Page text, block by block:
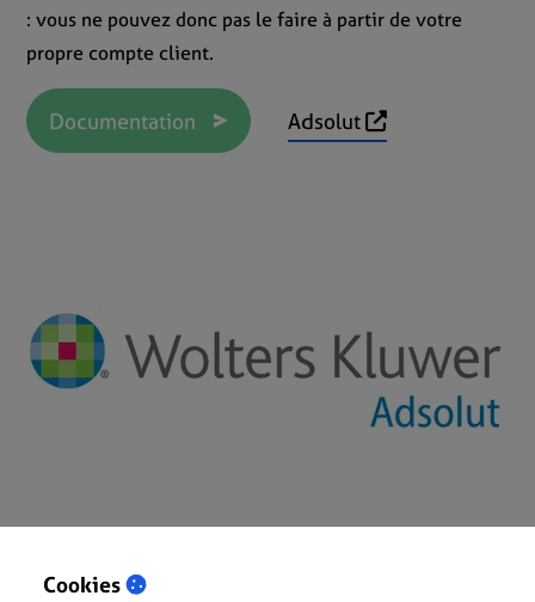
: vous ne pouvez donc pas le faire à partir de votre
propre compte client.
Documentation Adsolut
Cookies